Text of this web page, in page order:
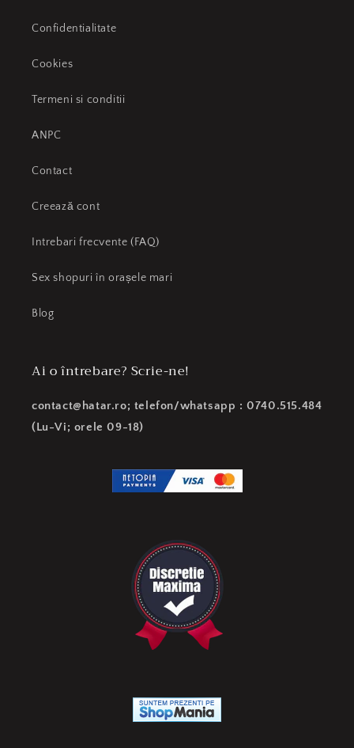
Confidentialitate
Cookies
Termeni si conditii
ANPC
Contact
Creează cont
Intrebari frecvente (FAQ)
Sex shopuri în orașele mari
Blog
Ai o întrebare? Scrie-ne!
contact@hatar.ro; telefon/whatsapp : 0740.515.484
(Lu-Vi; orele 09-18)